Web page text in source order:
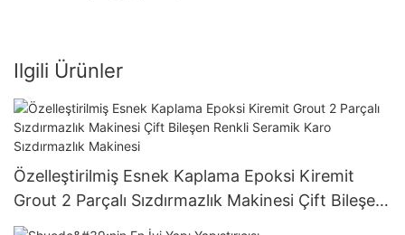
Ilgili Ürünler
Özelleştirilmiş Esnek Kaplama Epoksi Kiremit
Grout 2 Parçalı Sızdırmazlık Makinesi Çift Bileşen
Renkli Seramik Karo Sızdırmazlık Makinesi